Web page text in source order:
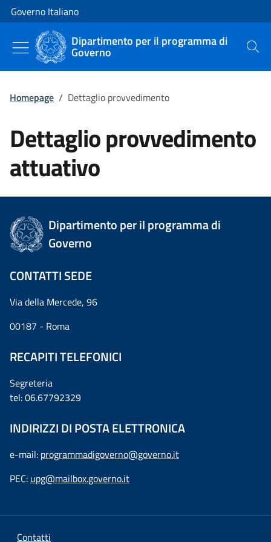
Vai al contenuto
Vai alla navigazione del sito
Governo Italiano
Dipartimento per il programma di
Governo Cerca
Homepage / Dettaglio provvedimento
Dettaglio provvedimento
attuativo
Dipartimento per il programma di
Governo
CONTATTI SEDE
Via della Mercede, 96
00187 - Roma
RECAPITI TELEFONICI
Segreteria
tel: 06.67792329
INDIRIZZI DI POSTA ELETTRONICA
e-mail: programmadigoverno@governo.it
PEC: upg@mailbox.governo.it
Contatti